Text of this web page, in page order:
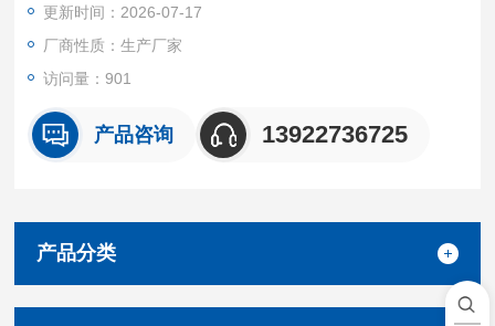
水乙醇的乙醇浓度测定，各类饮料酒的酒精度测定。
更新时间：2026-07-17
厂商性质：生产厂家
访问量：901
产品咨询 13922736725
产品分类